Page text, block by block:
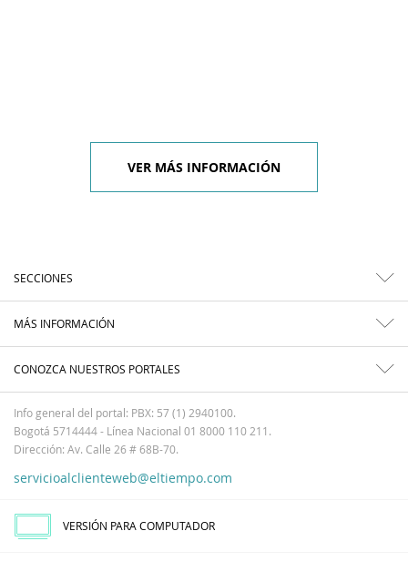
VER MÁS INFORMACIÓN
SECCIONES
MÁS INFORMACIÓN
CONOZCA NUESTROS PORTALES
Info general del portal: PBX: 57 (1) 2940100.
Bogotá 5714444 - Línea Nacional 01 8000 110 211.
Dirección: Av. Calle 26 # 68B-70.
servicioalclienteweb@eltiempo.com
VERSIÓN PARA COMPUTADOR